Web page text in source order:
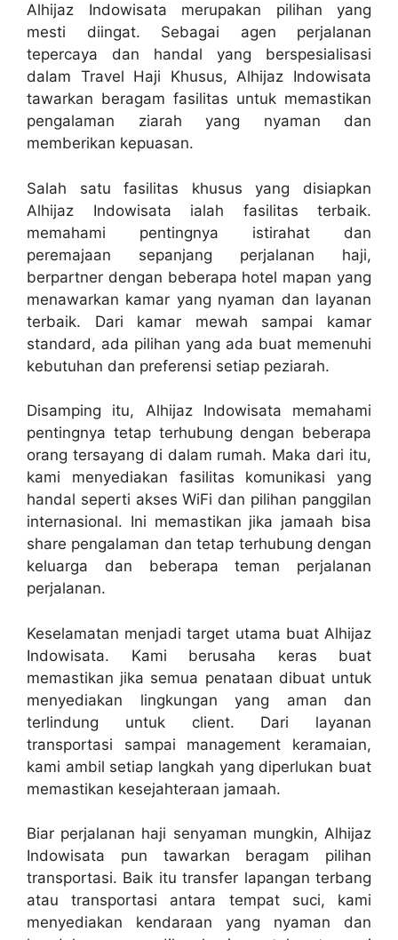
Alhijaz Indowisata merupakan pilihan yang
mesti diingat. Sebagai agen perjalanan
tepercaya dan handal yang berspesialisasi
dalam Travel Haji Khusus, Alhijaz Indowisata
tawarkan beragam fasilitas untuk memastikan
pengalaman ziarah yang nyaman dan
memberikan kepuasan.
Salah satu fasilitas khusus yang disiapkan
Alhijaz Indowisata ialah fasilitas terbaik.
memahami pentingnya istirahat dan
peremajaan sepanjang perjalanan haji,
berpartner dengan beberapa hotel mapan yang
menawarkan kamar yang nyaman dan layanan
terbaik. Dari kamar mewah sampai kamar
standard, ada pilihan yang ada buat memenuhi
kebutuhan dan preferensi setiap peziarah.
Disamping itu, Alhijaz Indowisata memahami
pentingnya tetap terhubung dengan beberapa
orang tersayang di dalam rumah. Maka dari itu,
kami menyediakan fasilitas komunikasi yang
handal seperti akses WiFi dan pilihan panggilan
internasional. Ini memastikan jika jamaah bisa
share pengalaman dan tetap terhubung dengan
keluarga dan beberapa teman perjalanan
perjalanan.
Keselamatan menjadi target utama buat Alhijaz
Indowisata. Kami berusaha keras buat
memastikan jika semua penataan dibuat untuk
menyediakan lingkungan yang aman dan
terlindung untuk client. Dari layanan
transportasi sampai management keramaian,
kami ambil setiap langkah yang diperlukan buat
memastikan kesejahteraan jamaah.
Biar perjalanan haji senyaman mungkin, Alhijaz
Indowisata pun tawarkan beragam pilihan
transportasi. Baik itu transfer lapangan terbang
atau transportasi antara tempat suci, kami
menyediakan kendaraan yang nyaman dan